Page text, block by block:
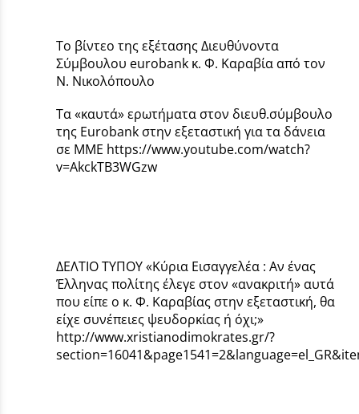
Το βίντεο της εξέτασης Διευθύνοντα
Σύμβουλου eurobank κ. Φ. Καραβία από τον
Ν. Νικολόπουλο
Τα «καυτά» ερωτήματα στον διευθ.σύμβουλο
της Eurobank στην εξεταστική για τα δάνεια
σε ΜΜΕ https://www.youtube.com/watch?
v=AkckTB3WGzw
ΔΕΛΤΙΟ ΤΥΠΟΥ «Κύρια Εισαγγελέα : Αν ένας
Έλληνας πολίτης έλεγε στον «ανακριτή» αυτά
που είπε ο κ. Φ. Καραβίας στην εξεταστική, θα
είχε συνέπειες ψευδορκίας ή όχι;»
http://www.xristianodimokrates.gr/?